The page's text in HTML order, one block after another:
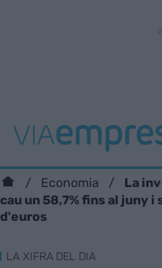
Economia
La
cau un 58,7% fins al juny
d'euros
LA XIFRA DEL DIA